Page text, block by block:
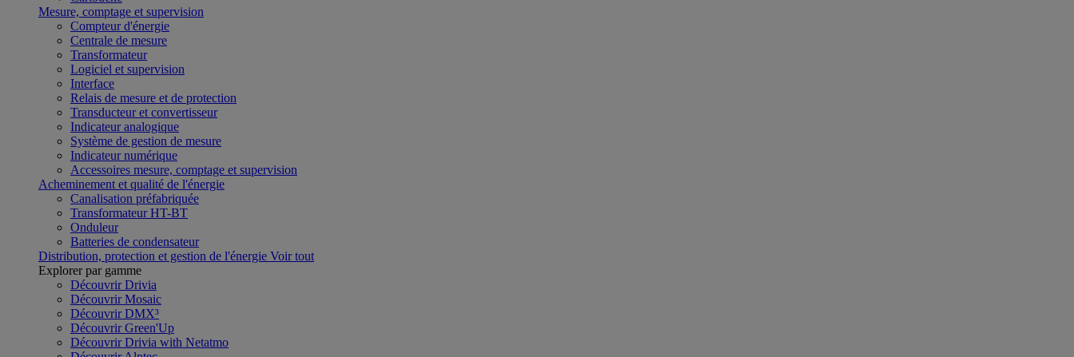
Mesure, comptage et supervision
Compteur d'énergie
Centrale de mesure
Transformateur
Logiciel et supervision
Interface
Relais de mesure et de protection
Transducteur et convertisseur
Indicateur analogique
Système de gestion de mesure
Indicateur numérique
Accessoires mesure, comptage et supervision
Acheminement et qualité de l'énergie
Canalisation préfabriquée
Transformateur HT-BT
Onduleur
Batteries de condensateur
Distribution, protection et gestion de l'énergie Voir tout
Explorer par gamme
Découvrir Drivia
Découvrir Mosaic
Découvrir DMX³
Découvrir Green'Up
Découvrir Drivia with Netatmo